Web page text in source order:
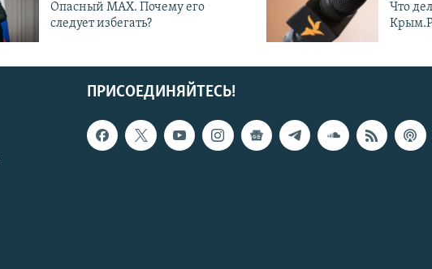
Опасный MAX. Почему его
следует избегать?
Что
ПРИСОЕДИНЯЙТЕСЬ!